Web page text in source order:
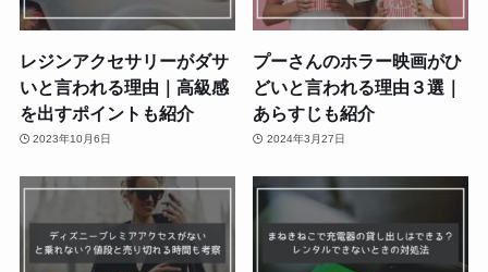
レジンアクセサリーがダサ
いと言われる理由｜高級感
を出すポイントも紹介
2023年10月6日
プーさんのホラー映画がひ
どいと言われる理由３選｜
あらすじも紹介
2024年3月27日